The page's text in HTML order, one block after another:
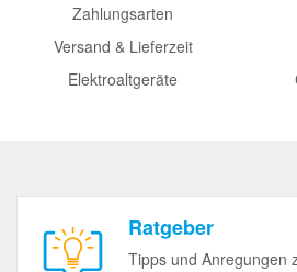
Zahlungsarten
Versand & Lieferzeit
Elektroaltgeräte
Ratgeber
Tipps und Anregungen